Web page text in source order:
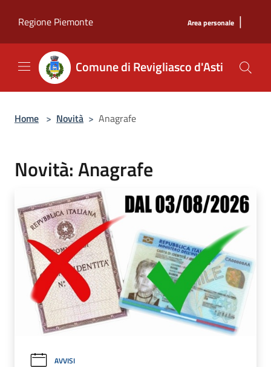
Regione Piemonte
Area personale |
Comune di Revigliasco d'Asti
Home > Novità > Anagrafe
Novità: Anagrafe
AVVISI